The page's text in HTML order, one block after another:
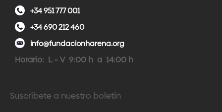
+34 951 777 001
+34 690 212 460
info@fundacionharena.org
Horario: L – V 9:00 h a 14:00 h
Suscríbete a nuestro boletín